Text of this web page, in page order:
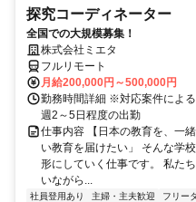
探究コーディネーター
全国での大規模募集！
株式会社ミエタ
フルリモート
月給200,000円～500,000円
勤務時間詳細 ※対応案件によ
週2～5日程度の出勤
仕事内容 【日本の教育を、一
い教育を届けたい」 そんな学
形にしていく仕事です。 私た
いながら...
社員登用あり 主婦・主夫歓迎 フリー